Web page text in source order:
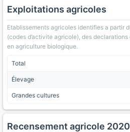
Exploitations agricoles
Etablissements agricoles identifies a partir
(codes d’activite agricole), des
en agriculture biologique.
Total
Élevage
Grandes cultures
Recensement agricole 2020